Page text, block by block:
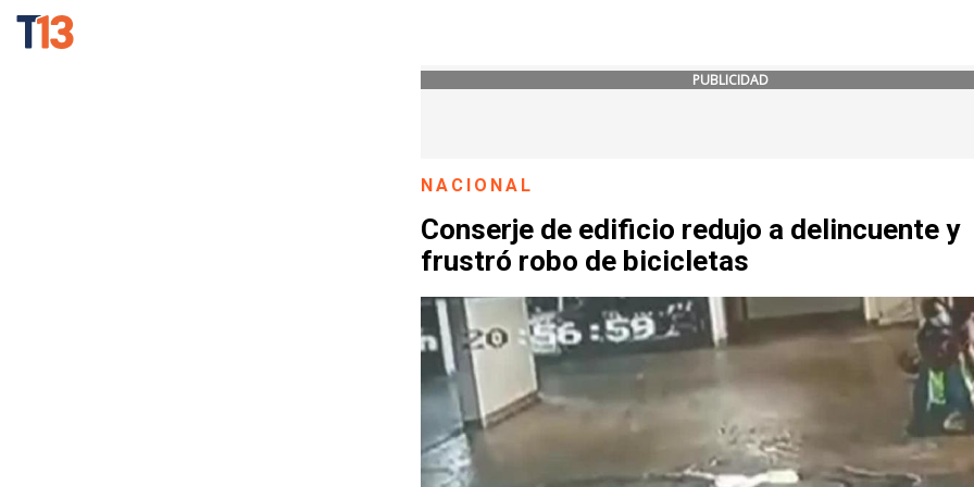
PUBLICIDAD
NACIONAL
Conserje de edificio redujo a delincuente y
frustró robo de bicicletas